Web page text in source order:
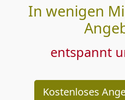
In wenigen
entspannt
Kostenloses